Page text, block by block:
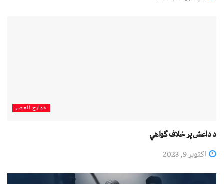
خوارج العصر
د داعش پر خلاف ګواهي
اکتوبر 9, 2023